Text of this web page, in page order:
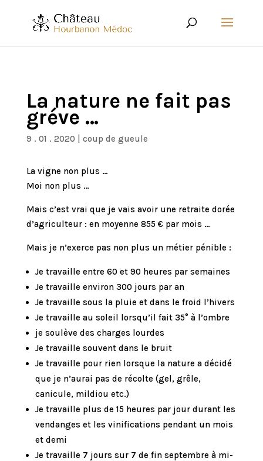
La nature ne fait pas
gréve …
9 . 01 . 2020 coup de gueule
La vigne non plus …
Moi non plus …
Mais c’est vrai que je vais avoir une retraite dorée
d’agriculteur : en moyenne 855 € par mois …
Mais je n’exerce pas non plus un métier pénible :
Je travaille entre 60 et 90 heures par semaines
Je travaille environ 300 jours par an
Je travaille sous la pluie et dans le froid l’hivers
Je travaille au soleil lorsqu’il fait 35° à l’ombre
je soulève des charges lourdes
Je travaille souvent dans le bruit
Je travaille pour rien lorsque la nature a décidé
que je n’aurai pas de récolte (gel, grêle,
canicule, mildiou etc.)
Je travaille plus de 15 heures par jour durant les
vendanges et les vinifications pendant un mois
et demi
Je travaille 7 jours sur 7 de fin septembre à mi-